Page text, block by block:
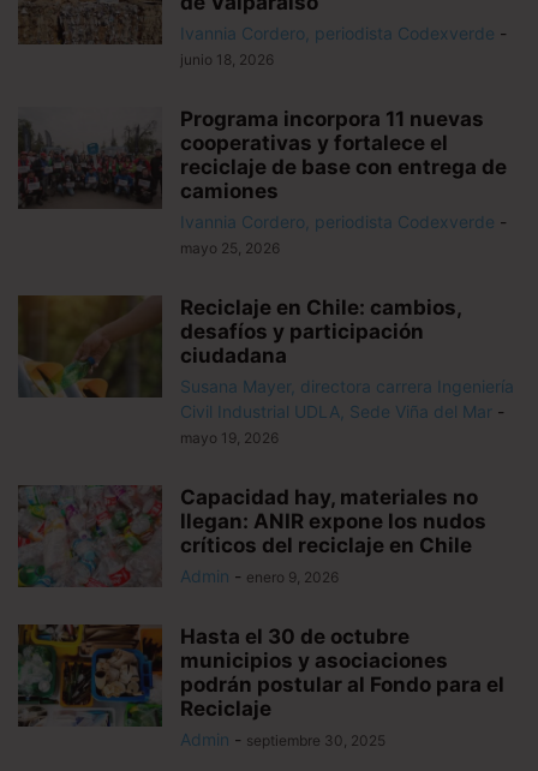
Ivannia Cordero, periodista Codexverde -
junio 18, 2026
Programa incorpora 11 nuevas
cooperativas y fortalece el
reciclaje de base con entrega de
camiones
Ivannia Cordero, periodista Codexverde -
mayo 25, 2026
Reciclaje en Chile: cambios,
desafíos y participación
ciudadana
Susana Mayer, directora carrera Ingeniería
Civil Industrial UDLA, Sede Viña del Mar -
mayo 19, 2026
Capacidad hay, materiales no
llegan: ANIR expone los nudos
críticos del reciclaje en Chile
Admin - enero 9, 2026
Hasta el 30 de octubre
municipios y asociaciones
podrán postular al Fondo para el
Reciclaje
Admin - septiembre 30, 2025